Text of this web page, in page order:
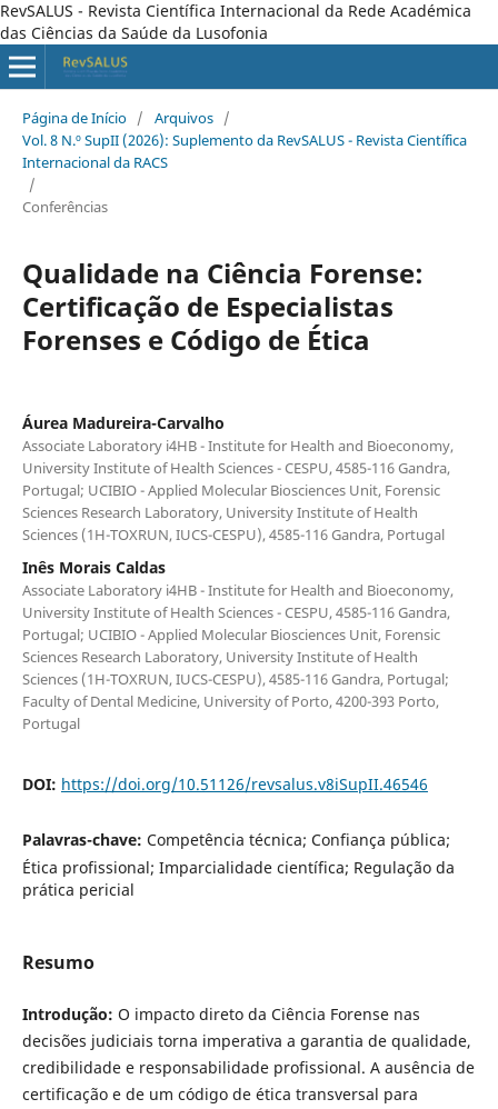
RevSALUS - Revista Científica Internacional da Rede Académica
das Ciências da Saúde da Lusofonia
Página de Início / Arquivos /
Vol. 8 N.º SupII (2026): Suplemento da RevSALUS - Revista Científica
Internacional da RACS
/
Conferências
Qualidade na Ciência Forense:
Certificação de Especialistas
Forenses e Código de Ética
Áurea Madureira-Carvalho
Associate Laboratory i4HB - Institute for Health and Bioeconomy,
University Institute of Health Sciences - CESPU, 4585-116 Gandra,
Portugal; UCIBIO - Applied Molecular Biosciences Unit, Forensic
Sciences Research Laboratory, University Institute of Health
Sciences (1H-TOXRUN, IUCS-CESPU), 4585-116 Gandra, Portugal
Inês Morais Caldas
Associate Laboratory i4HB - Institute for Health and Bioeconomy,
University Institute of Health Sciences - CESPU, 4585-116 Gandra,
Portugal; UCIBIO - Applied Molecular Biosciences Unit, Forensic
Sciences Research Laboratory, University Institute of Health
Sciences (1H-TOXRUN, IUCS-CESPU), 4585-116 Gandra, Portugal;
Faculty of Dental Medicine, University of Porto, 4200-393 Porto,
Portugal
DOI: https://doi.org/10.51126/revsalus.v8iSupII.46546
Palavras-chave: Competência técnica; Confiança pública;
Ética profissional; Imparcialidade científica; Regulação da
prática pericial
Resumo
Introdução: O impacto direto da Ciência Forense nas
decisões judiciais torna imperativa a garantia de qualidade,
credibilidade e responsabilidade profissional. A ausência de
certificação e de um código de ética transversal para